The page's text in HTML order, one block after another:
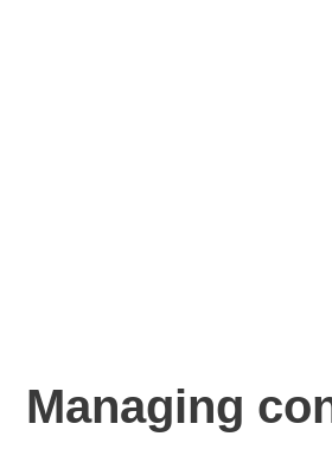
Managing